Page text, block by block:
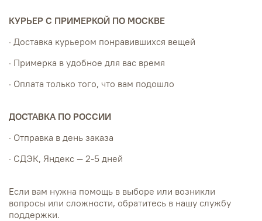
КУРЬЕР С ПРИМЕРКОЙ ПО МОСКВЕ
· Доставка курьером понравившихся вещей
· Примерка в удобное для вас время
· Оплата только того, что вам подошло
ДОСТАВКА ПО РОССИИ
· Отправка в день заказа
· СДЭК, Яндекс — 2-5 дней
Если вам нужна помощь в выборе или возникли
вопросы или сложности, обратитесь в нашу службу
поддержки.